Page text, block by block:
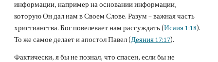
информации, например на основании информации,
которую Он дал нам в Своем Слове. Разум – важная часть
христианства. Бог повелевает нам рассуждать (Исаия 1:18).
То же самое делает и апостол Павел (Деяния 17:17).
Фактически, я бы не познал, что спасен, если бы не